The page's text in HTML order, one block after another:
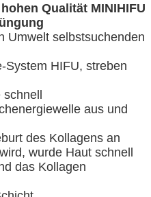
Qualität MINIHIFU
Umwelt selbstsuchenden
System HIFU, streben
schnell
aus und
des Kollagens an
wurde Haut schnell
das Kollagen